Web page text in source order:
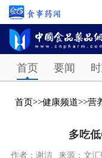
首页 要闻
首页>>健康频道>>营
多吃
作者：谢洁 来源：文汇